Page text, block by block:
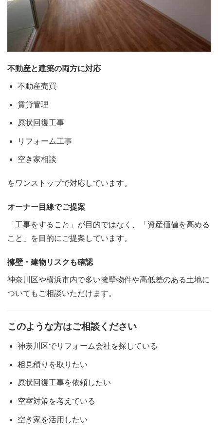
不動産と建築の両方に対応
不動産売買
賃貸管理
原状回復工事
リフォーム工事
空き家相談
をワンストップで対応しています。
オーナー目線でご提案
「工事をすること」が目的ではなく、「資産価値を高める
こと」を目的にご提案しています。
擁壁・建物リスクも確認
神奈川区や横浜市内で多い擁壁物件や高低差のある土地に
ついてもご相談いただけます。
このような方はご相談ください
神奈川区でリフォーム会社を探している
相見積りを取りたい
原状回復工事を依頼したい
空室対策を考えている
空き家を活用したい